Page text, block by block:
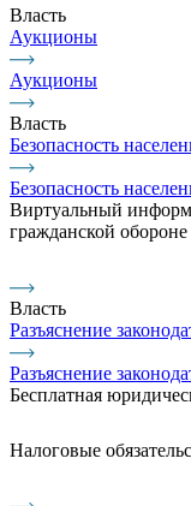
Власть
Аукционы
Аукционы
Власть
Безопасность
Безопасность
Виртуальный
гражданской
Власть
Разъяснение
Разъяснение
Бесплатная
Налоговые